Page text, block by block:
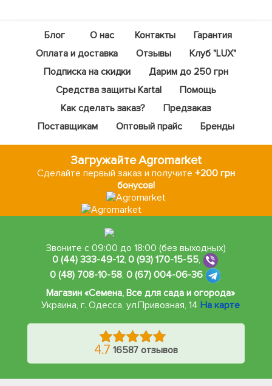
Блог О нас Контакты
Гарантия
Оплата и доставка
Отзывы
Клуб "LUX"
Подписка на скидки
Дарим до 250 грн
Средства защиты Kartal
Помощь
Как сделать заказ?
Предзаказ
Поставщикам
Оптовый прайс Бренды
Загружайте Agromarket
Сделайте первый заказ и получите +200 грн
бонусов!
Звоните с 09:00 до 18:00 (без выходных)
0 (44) 333-49-12,0 (93) 170-15-55,
0 (48) 708-10-58, 0 (67) 004-06-36
Магазин «Семена, Все для сада и огорода»
Украина, г. Одесса, ул.Привозная, 14 На карте
4.7 16587 отзывов